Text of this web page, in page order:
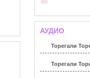
АУДИО
Торегали
Торегали